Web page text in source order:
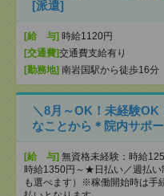
[派遣]
[給 与] 時給1120円
[交通費]交通費支給有り
[勤務地] 南岩国駅から徒歩16分
＼8月～OK！未経験
なことから＊院内サポ
[給 与] 無資格未経験：時給
時給1350円～★日払い／週払い
も選べます）※稼働開始時は手